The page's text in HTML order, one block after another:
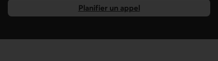
Planifier un appel
pour prendre un rendez-vous.